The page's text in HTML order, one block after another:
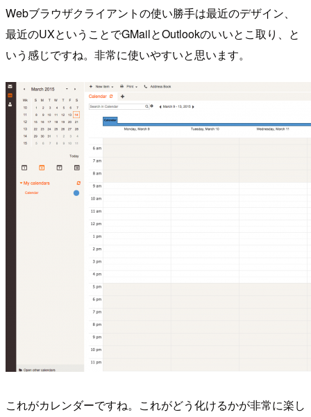
Webブラウザクライアントの使い勝手は最近のデザイン、
最近のUXということでGMailとOutlookのいいとこ取り、と
いう感じですね。非常に使いやすいと思います。
これがカレンダーですね。これがどう化けるかが非常に楽し